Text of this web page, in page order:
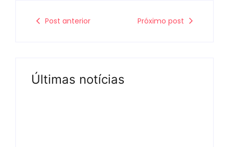
Post anterior Próximo post
Últimas notícias